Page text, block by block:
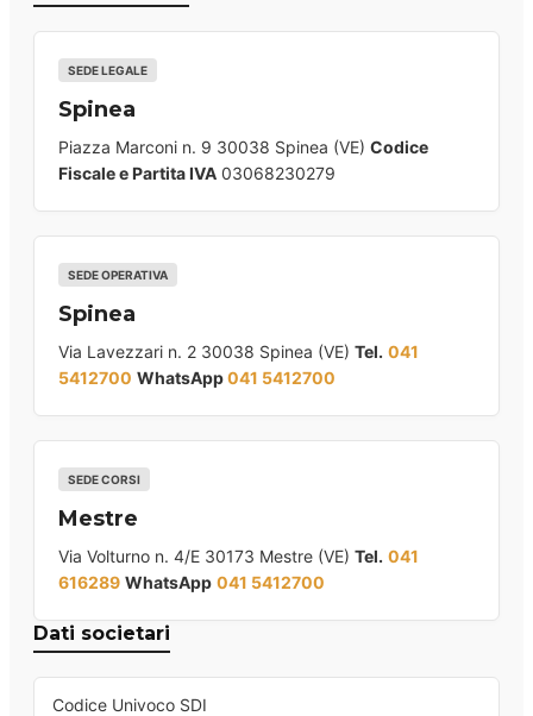
SEDE LEGALE
Spinea
Piazza Marconi n. 9 30038 Spinea (VE) Codice
Fiscale e Partita IVA 03068230279
SEDE OPERATIVA
Spinea
Via Lavezzari n. 2 30038 Spinea (VE) Tel. 041
5412700 WhatsApp041 5412700
SEDE CORSI
Mestre
Via Volturno n. 4/E 30173 Mestre (VE) Tel. 041
616289 WhatsApp 041 5412700
Dati societari
Codice Univoco SDI